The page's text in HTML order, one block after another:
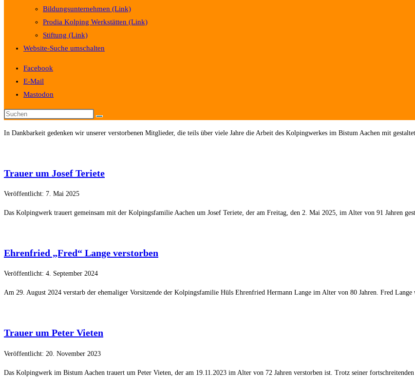
Bildungsunternehmen (Link)
Prodia Kolping Werkstätten (Link)
Stiftung (Link)
Website-Suche umschalten
Facebook
E-Mail
Mastodon
In Dankbarkeit gedenken wir unserer verstorbenen Mitglieder, die teils über viele Jahre die Arbeit des Kolpingwerkes im Bistum Aachen mit
Trauer um Josef Teriete
Veröffentlicht: 7. Mai 2025
Das Kolpingwerk trauert gemeinsam mit der Kolpingsfamilie Aachen um Josef Teriete, der am Freitag, den 2. Mai 2025, im Alter von 91 Jahren
Ehrenfried „Fred“ Lange verstorben
Veröffentlicht: 4. September 2024
Am 29. August 2024 verstarb der ehemaliger Vorsitzende der Kolpingsfamilie Hüls Ehrenfried Hermann Lange im Alter von 80 Jahren. Fred
Trauer um Peter Vieten
Veröffentlicht: 20. November 2023
Das Kolpingwerk im Bistum Aachen trauert um Peter Vieten, der am 19.11.2023 im Alter von 72 Jahren verstorben ist. Trotz seiner